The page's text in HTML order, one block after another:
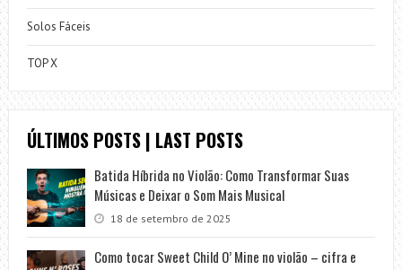
Solos Fáceis
TOP X
ÚLTIMOS POSTS | LAST POSTS
Batida Híbrida no Violão: Como Transformar Suas
Músicas e Deixar o Som Mais Musical
18 de setembro de 2025
Como tocar Sweet Child O’ Mine no violão – cifra e